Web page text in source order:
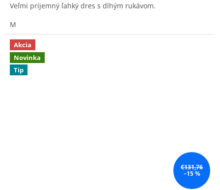
Veľmi príjemný ľahký dres s dlhým rukávom.
M
Akcia
Novinka
Tip
€131,76
–15 %